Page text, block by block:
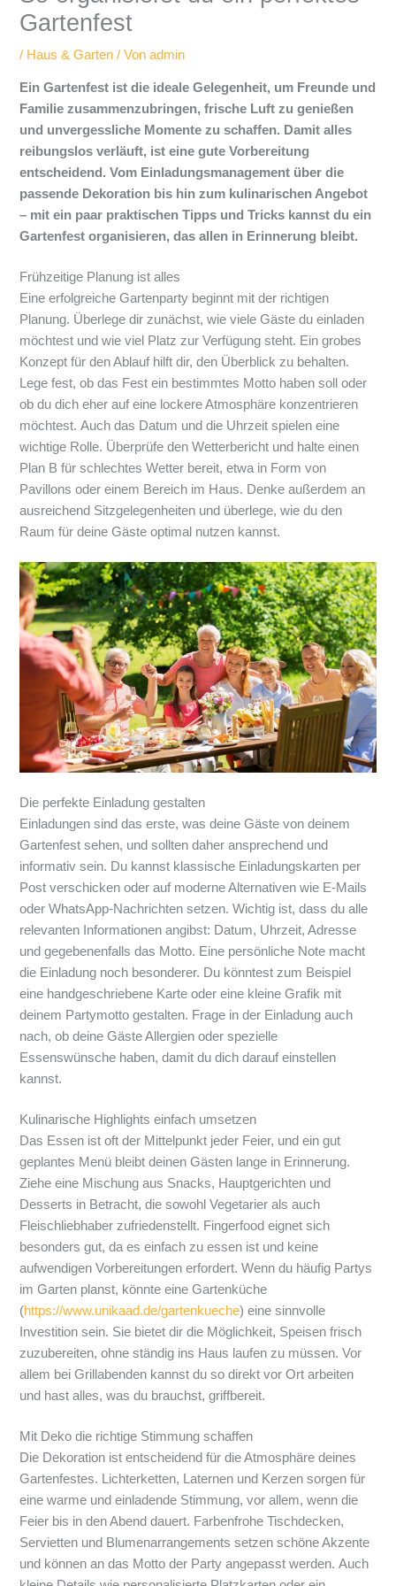
Gartenfest
/ Haus & Garten / Vonadmin
Ein Gartenfest ist die ideale Gelegenheit, um Freunde und
Familie zusammenzubringen, frische Luft zu genießen
und unvergessliche Momente zu schaffen. Damit alles
reibungslos verläuft, ist eine gute Vorbereitung
entscheidend. Vom Einladungsmanagement über die
passende Dekoration bis hin zum kulinarischen Angebot
– mit ein paar praktischen Tipps und Tricks kannst du ein
Gartenfest organisieren, das allen in Erinnerung bleibt.
Frühzeitige Planung ist alles
Eine erfolgreiche Gartenparty beginnt mit der richtigen
Planung. Überlege dir zunächst, wie viele Gäste du einladen
möchtest und wie viel Platz zur Verfügung steht. Ein grobes
Konzept für den Ablauf hilft dir, den Überblick zu behalten.
Lege fest, ob das Fest ein bestimmtes Motto haben soll oder
ob du dich eher auf eine lockere Atmosphäre konzentrieren
möchtest. Auch das Datum und die Uhrzeit spielen eine
wichtige Rolle. Überprüfe den Wetterbericht und halte einen
Plan B für schlechtes Wetter bereit, etwa in Form von
Pavillons oder einem Bereich im Haus. Denke außerdem an
ausreichend Sitzgelegenheiten und überlege, wie du den
Raum für deine Gäste optimal nutzen kannst.
Die perfekte Einladung gestalten
Einladungen sind das erste, was deine Gäste von deinem
Gartenfest sehen, und sollten daher ansprechend und
informativ sein. Du kannst klassische Einladungskarten per
Post verschicken oder auf moderne Alternativen wie E-Mails
oder WhatsApp-Nachrichten setzen. Wichtig ist, dass du alle
relevanten Informationen angibst: Datum, Uhrzeit, Adresse
und gegebenenfalls das Motto. Eine persönliche Note macht
die Einladung noch besonderer. Du könntest zum Beispiel
eine handgeschriebene Karte oder eine kleine Grafik mit
deinem Partymotto gestalten. Frage in der Einladung auch
nach, ob deine Gäste Allergien oder spezielle
Essenswünsche haben, damit du dich darauf einstellen
kannst.
Kulinarische Highlights einfach umsetzen
Das Essen ist oft der Mittelpunkt jeder Feier, und ein gut
geplantes Menü bleibt deinen Gästen lange in Erinnerung.
Ziehe eine Mischung aus Snacks, Hauptgerichten und
Desserts in Betracht, die sowohl Vegetarier als auch
Fleischliebhaber zufriedenstellt. Fingerfood eignet sich
besonders gut, da es einfach zu essen ist und keine
aufwendigen Vorbereitungen erfordert. Wenn du häufig Partys
im Garten planst, könnte eine Gartenküche
(https://www.unikaad.de/gartenkueche) eine sinnvolle
Investition sein. Sie bietet dir die Möglichkeit, Speisen frisch
zuzubereiten, ohne ständig ins Haus laufen zu müssen. Vor
allem bei Grillabenden kannst du so direkt vor Ort arbeiten
und hast alles, was du brauchst, griffbereit.
Mit Deko die richtige Stimmung schaffen
Die Dekoration ist entscheidend für die Atmosphäre deines
Gartenfestes. Lichterketten, Laternen und Kerzen sorgen für
eine warme und einladende Stimmung, vor allem, wenn die
Feier bis in den Abend dauert. Farbenfrohe Tischdecken,
Servietten und Blumenarrangements setzen schöne Akzente
und können an das Motto der Party angepasst werden. Auch